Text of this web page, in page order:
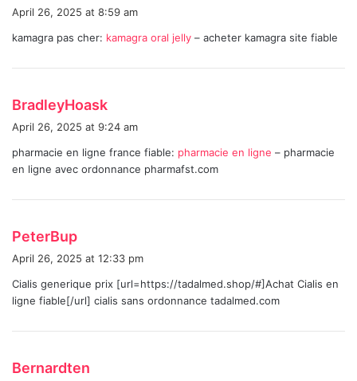
s
April 26, 2025 at 8:59 am
kamagra pas cher: kamagra oral jelly – acheter kamagra site fiable
BradleyHoask
a
s
:
April 26, 2025 at 9:24 am
pharmacie en ligne france fiable: pharmacie en ligne – pharmacie
en ligne avec ordonnance pharmafst.com
PeterBup
a
s
:
April 26, 2025 at 12:33 pm
Cialis generique prix [url=https://tadalmed.shop/#]Achat Cialis en
ligne fiable[/url] cialis sans ordonnance tadalmed.com
Bernardten